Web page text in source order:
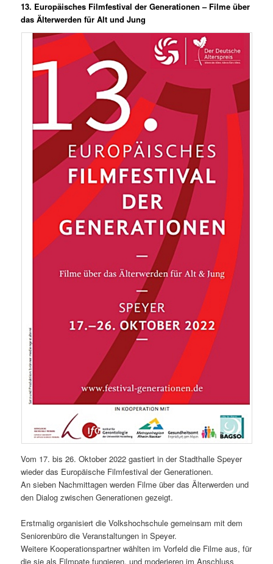
13. Europäisches Filmfestival der Generationen – Filme über
das Älterwerden für Alt und Jung
Vom 17. bis 26. Oktober 2022 gastiert in der Stadthalle Speyer
wieder das Europäische Filmfestival der Generationen.
An sieben Nachmittagen werden Filme über das Älterwerden und
den Dialog zwischen Generationen gezeigt.
Erstmalig organisiert die Volkshochschule gemeinsam mit dem
Seniorenbüro die Veranstaltungen in Speyer.
Weitere Kooperationspartner wählten im Vorfeld die Filme aus, für
die sie als Filmpate fungieren, und moderieren im Anschluss